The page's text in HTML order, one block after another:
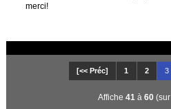
merci!
[<< Préc] 1 2 3
Affiche 41 à 60(sur